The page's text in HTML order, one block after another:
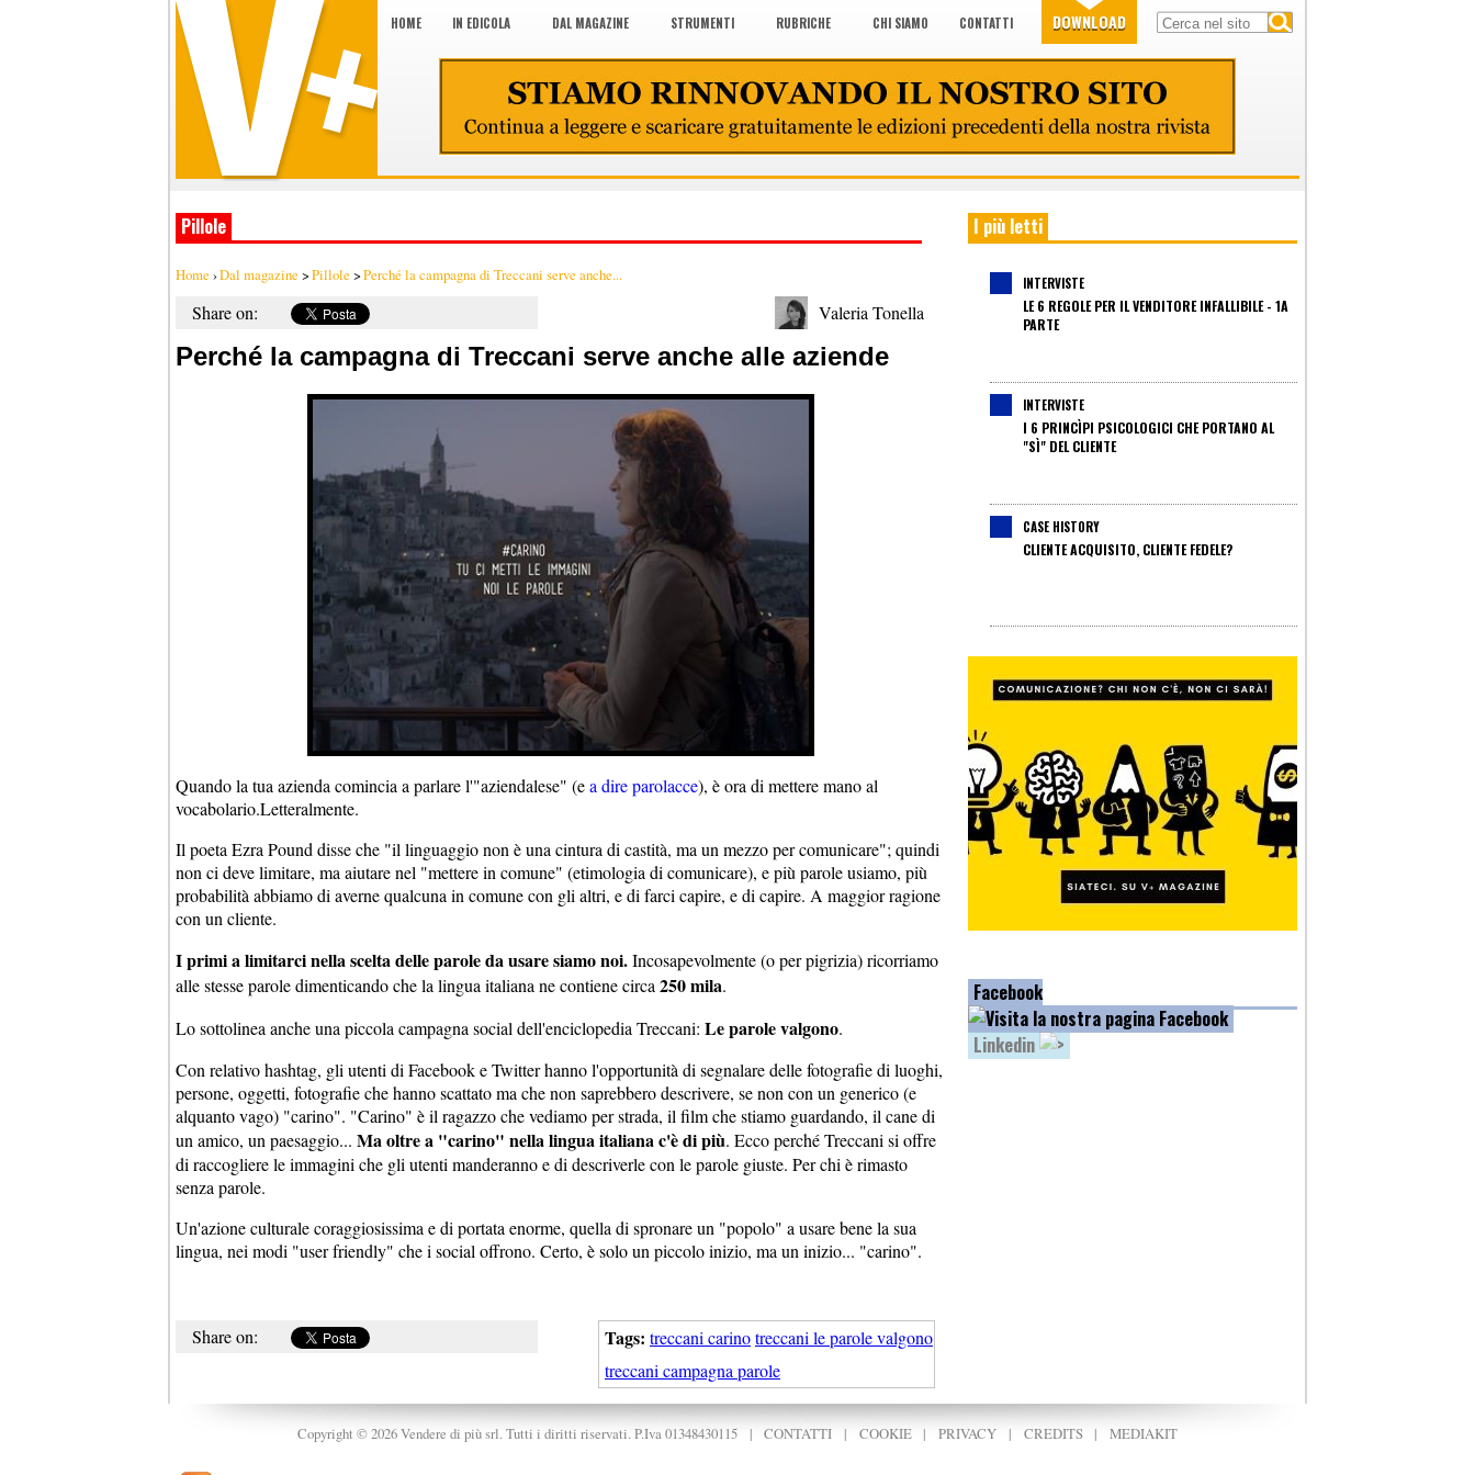
HOME IN EDICOLA DAL MAGAZINE STRUMENTI RUBRICHE CHI SIAMO CONTATTI DOWNLOAD
Pillole
Home ›Dal magazine >Pillole >Perché la campagna di Treccani serve anche...
Share on: Valeria Tonella
Perché la campagna di Treccani serve anche alle aziende
Quando la tua azienda comincia a parlare l'"aziendalese" (ea dire parolacce), è ora di mettere mano al
vocabolario.Letteralmente.
Il poeta Ezra Pound disse che "il linguaggio non è una cintura di castità, ma un mezzo per comunicare"; quindi
non ci deve limitare, ma aiutare nel "mettere in comune" (etimologia di comunicare), e più parole usiamo, più
probabilità abbiamo di averne qualcuna in comune con gli altri, e di farci capire, e di capire. A maggior ragione
con un cliente.
I primi a limitarci nella scelta delle parole da usare siamo noi.Incosapevolmente (o per pigrizia) ricorriamo
alle stesse parole dimenticando che la lingua italiana ne contiene circa 250 mila.
Lo sottolinea anche una piccola campagna social dell'enciclopedia Treccani: Le parole valgono.
Con relativo hashtag, gli utenti di Facebook e Twitter hanno l'opportunità di segnalare delle fotografie di luoghi,
persone, oggetti, fotografie che hanno scattato ma che non saprebbero descrivere, se non con un generico (e
alquanto vago) "carino". "Carino" è il ragazzo che vediamo per strada, il film che stiamo guardando, il cane di
un amico, un paesaggio... Ma oltre a "carino" nella lingua italiana c'è di più. Ecco perché Treccani si offre
di raccogliere le immagini che gli utenti manderanno e di descriverle con le parole giuste. Per chi è rimasto
senza parole.
Un'azione culturale coraggiosissima e di portata enorme, quella di spronare un "popolo" a usare bene la sua
lingua, nei modi "user friendly" che i social offrono. Certo, è solo un piccolo inizio, ma un inizio... "carino".
Tags: treccani carinotreccani le parole valgono
treccani campagna parole
Share on:
I più letti
INTERVISTE
LE 6 REGOLE PER IL VENDITORE INFALLIBILE - 1A
PARTE
INTERVISTE
I 6 PRINCÌPI PSICOLOGICI CHE PORTANO AL
"SÌ" DEL CLIENTE
CASE HISTORY
CLIENTE ACQUISITO, CLIENTE FEDELE?
Facebook
Linkedin
Copyright © 2026 Vendere di più srl. Tutti i diritti riservati. P.Iva 01348430115 |CONTATTI | COOKIE|PRIVACY | CREDITS| MEDIAKIT